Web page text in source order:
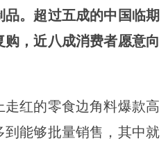
。超过五成的中国临期
，近八成消费者愿意向
红的零食边角料爆款高
到能够批量销售，其中就